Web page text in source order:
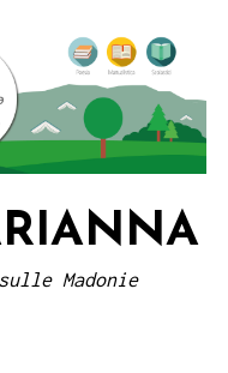
Madonie